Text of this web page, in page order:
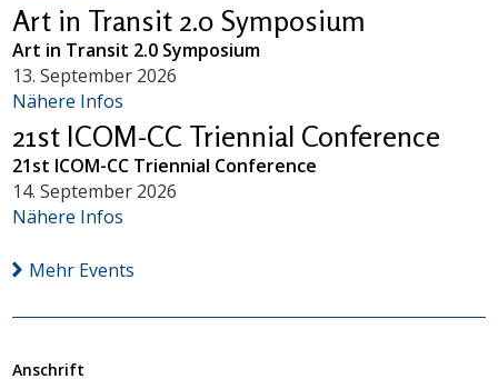
Art in Transit 2.0 Symposium
Art in Transit 2.0 Symposium
13. September 2026
Nähere Infos
21st ICOM-CC Triennial Conference
21st ICOM-CC Triennial Conference
14. September 2026
Nähere Infos
Mehr Events
Anschrift